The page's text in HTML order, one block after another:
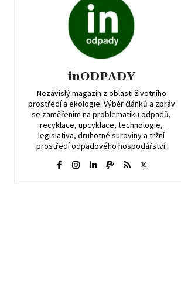
inODPADY
Nezávislý magazín z oblasti životního
prostředí a ekologie. Výběr článků a zpráv
se zaměřením na problematiku odpadů,
recyklace, upcyklace, technologie,
legislativa, druhotné suroviny a tržní
prostředí odpadového hospodářství.